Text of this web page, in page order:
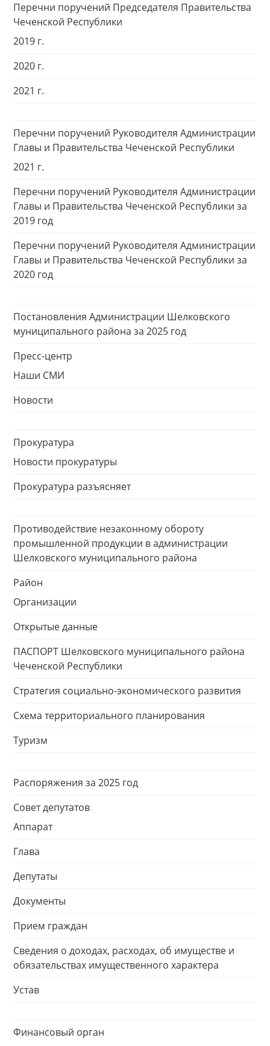
Перечни поручений Председателя Правительства
Чеченской Республики
2019 г.
2020 г.
2021 г.
Перечни поручений Руководителя Администрации
Главы и Правительства Чеченской Республики
2021 г.
Перечни поручений Руководителя Администрации
Главы и Правительства Чеченской Республики за
2019 год
Перечни поручений Руководителя Администрации
Главы и Правительства Чеченской Республики за
2020 год
Постановления Администрации Шелковского
муниципального района за 2025 год
Пресс-центр
Наши СМИ
Новости
Прокуратура
Новости прокуратуры
Прокуратура разъясняет
Противодействие незаконному обороту
промышленной продукции в администрации
Шелковского муниципального района
Район
Организации
Открытые данные
ПАСПОРТ Шелковского муниципального района
Чеченской Республики
Стратегия социально-экономического развития
Схема территориального планирования
Туризм
Распоряжения за 2025 год
Совет депутатов
Аппарат
Глава
Депутаты
Документы
Прием граждан
Сведения о доходах, расходах, об имуществе и
обязательствах имущественного характера
Устав
Финансовый орган